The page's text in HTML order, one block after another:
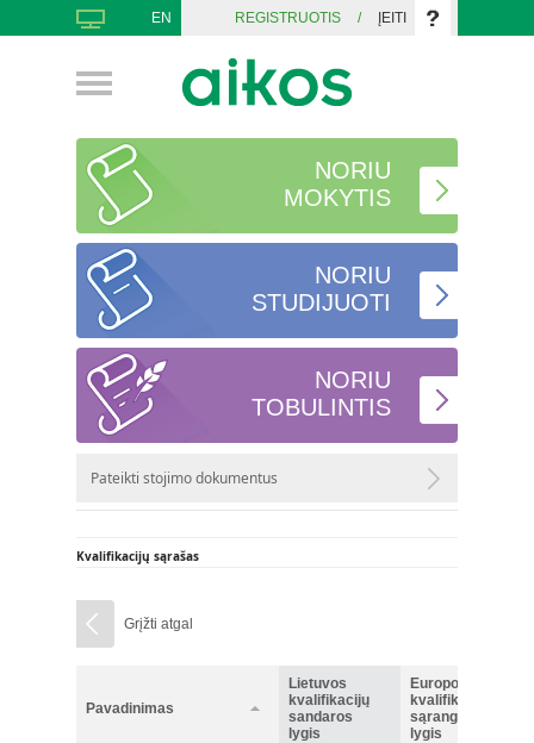
EN REGISTRUOTIS / ĮEITI
NORIU
MOKYTIS
NORIU
STUDIJUOTI
NORIU
TOBULINTIS
Pateikti stojimo dokumentus
Kvalifikacijų sąrašas
Grįžti atgal
Pavadinimas
Lietuvos
kvalifikacijų
sandaros
lygis
Europos
kvalifikacijų
sąrangos
lygis